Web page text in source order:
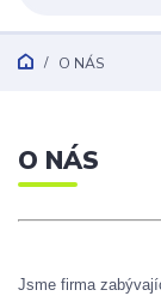
O NÁS
O NÁS
Jsme firma